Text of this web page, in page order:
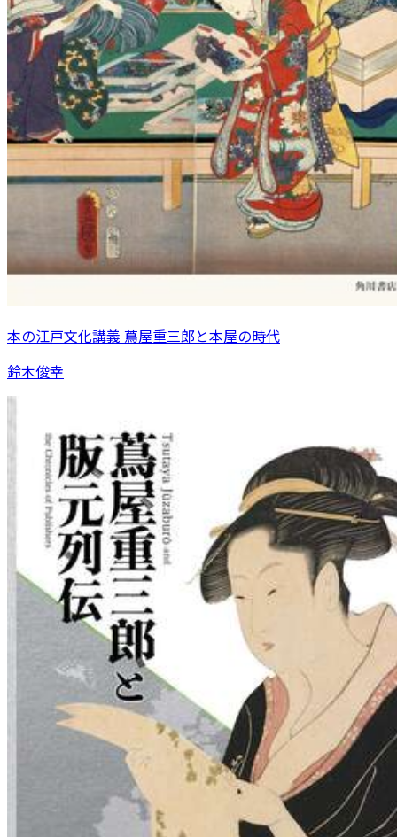
本の江戸文化講義 蔦屋重三郎と本屋の時代
鈴木俊幸